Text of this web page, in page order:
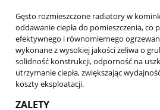
Gęsto rozmieszczone radiatory w
oddawanie ciepła do pomieszczenia, co
efektywnego i równomiernego
wykonane z wysokiej jakości żeliwa o
solidność konstrukcji, odporność na
utrzymanie ciepła, zwiększając
koszty eksploatacji.
ZALETY